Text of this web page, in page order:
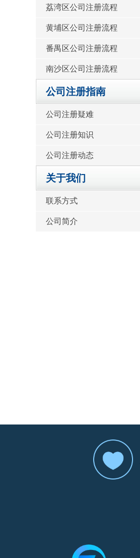
荔湾区公司注册流程
黄埔区公司注册流程
番禺区公司注册流程
南沙区公司注册流程
公司注册指南
公司注册疑难
公司注册知识
公司注册动态
关于我们
联系方式
公司简介